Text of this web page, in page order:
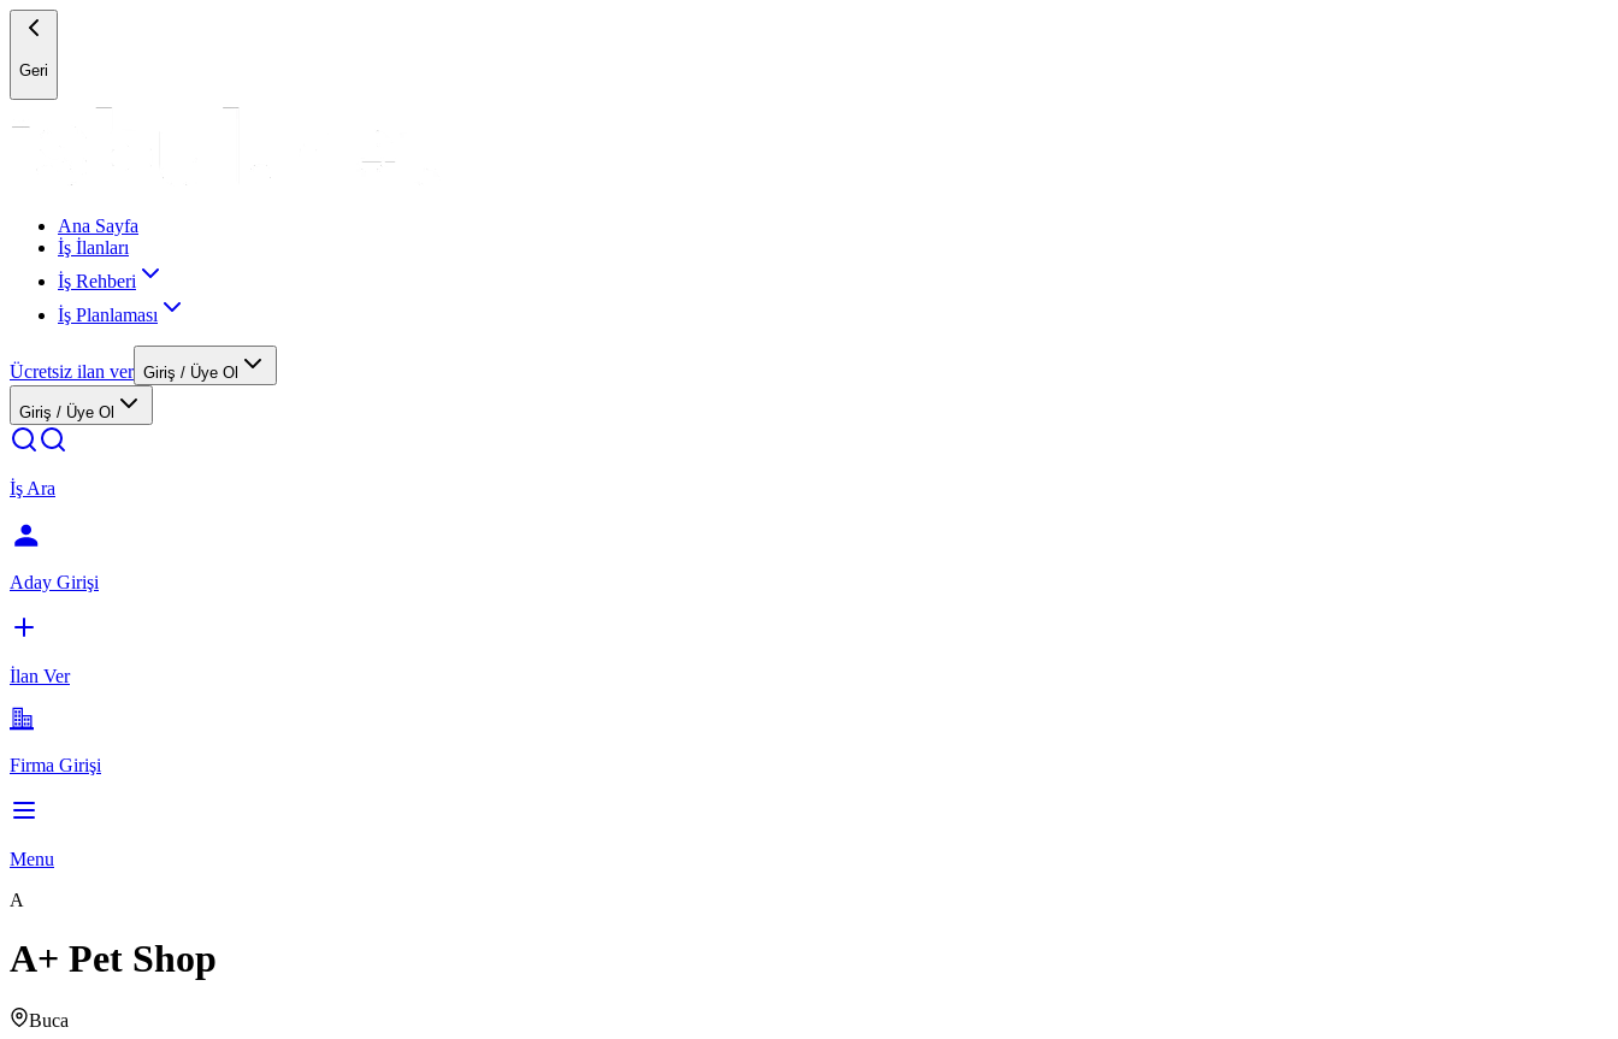
Geri
Ana Sayfa
İş İlanları
İş Rehberi
İş Planlaması
Ücretsiz ilan ver Giriş / Üye Ol
Giriş / Üye Ol
İş Ara
Aday Girişi
İlan Ver
Firma Girişi
Menu
A
A+ Pet Shop
Buca